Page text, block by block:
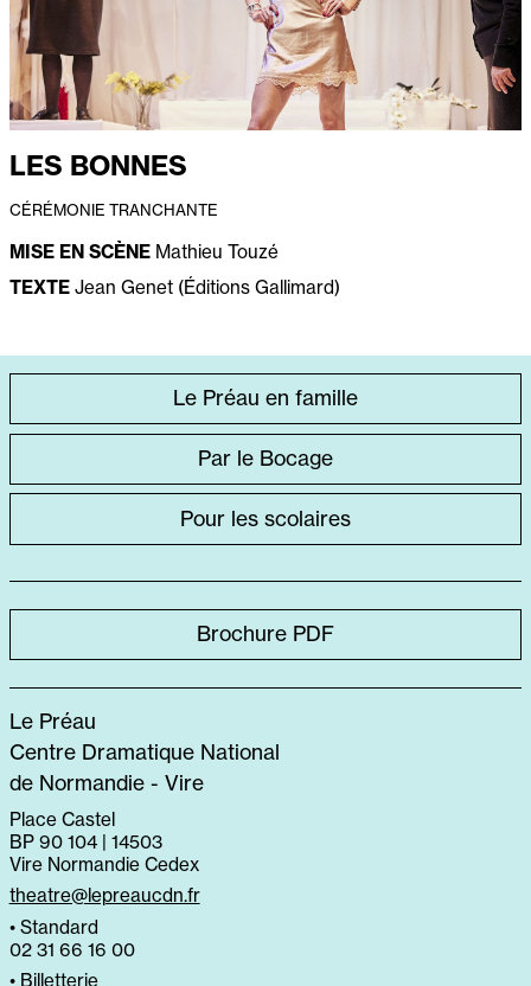
LES BONNES
CÉRÉMONIE TRANCHANTE
MISE EN SCÈNEMathieu Touzé
TEXTEJean Genet (Éditions Gallimard)
DIRECT
Le Préau en famille
Par le Bocage
Pour les scolaires
Brochure PDF
Le Préau
Centre Dramatique National
de Normandie - Vire
Place Castel
BP 90 104 | 14503
Vire Normandie Cedex
theatre@lepreaucdn.fr
• Standard
02 31 66 16 00
• Billetterie